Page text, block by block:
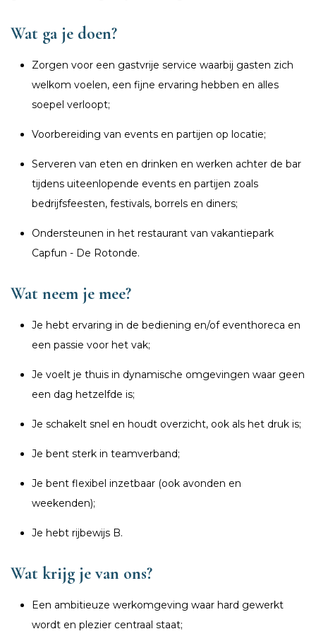
Wat ga je doen?
Zorgen voor een gastvrije service waarbij gasten zich
welkom voelen, een fijne ervaring hebben en alles
soepel verloopt;
Voorbereiding van events en partijen op locatie;
Serveren van eten en drinken en werken achter de bar
tijdens uiteenlopende events en partijen zoals
bedrijfsfeesten, festivals, borrels en diners;
Ondersteunen in het restaurant van vakantiepark
Capfun - De Rotonde.
Wat neem je mee?
Je hebt ervaring in de bediening en/of eventhoreca en
een passie voor het vak;
Je voelt je thuis in dynamische omgevingen waar geen
een dag hetzelfde is;
Je schakelt snel en houdt overzicht, ook als het druk is;
Je bent sterk in teamverband;
Je bent flexibel inzetbaar (ook avonden en
weekenden);
Je hebt rijbewijs B.
Wat krijg je van ons?
Een ambitieuze werkomgeving waar hard gewerkt
wordt en plezier centraal staat;